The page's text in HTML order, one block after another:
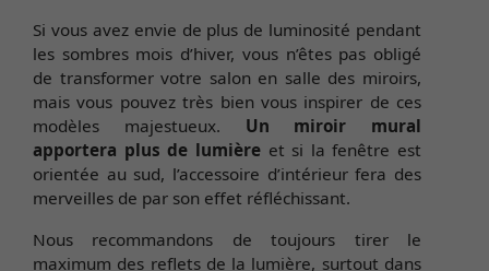
Si vous avez envie de plus de luminosité pendant
les sombres mois d’hiver, vous n’êtes pas obligé
de transformer votre salon en salle des miroirs,
mais vous pouvez très bien vous inspirer de ces
modèles majestueux. Un miroir mural
apportera plus de lumièreet si la fenêtre est
orientée au sud, l’accessoire d’intérieur fera des
merveilles de par son effet réfléchissant.
Nous recommandons de toujours tirer le
maximum des reflets de la lumière, surtout dans